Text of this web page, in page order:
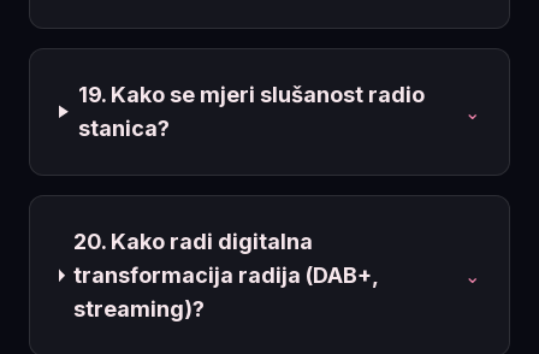
19. Kako se mjeri slušanost radio
stanica?
⌄
20. Kako radi digitalna
transformacija radija (DAB+,
streaming)?
⌄